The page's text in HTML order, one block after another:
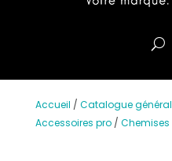
Accueil / Catalogue général
Accessoires pro/ Chemises